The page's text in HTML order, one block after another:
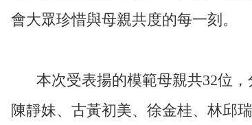
會大眾珍惜與母親共度的每一刻。
本次受表揚的模範母親共32位
陳靜妹、古黃初美、徐金桂、林邱